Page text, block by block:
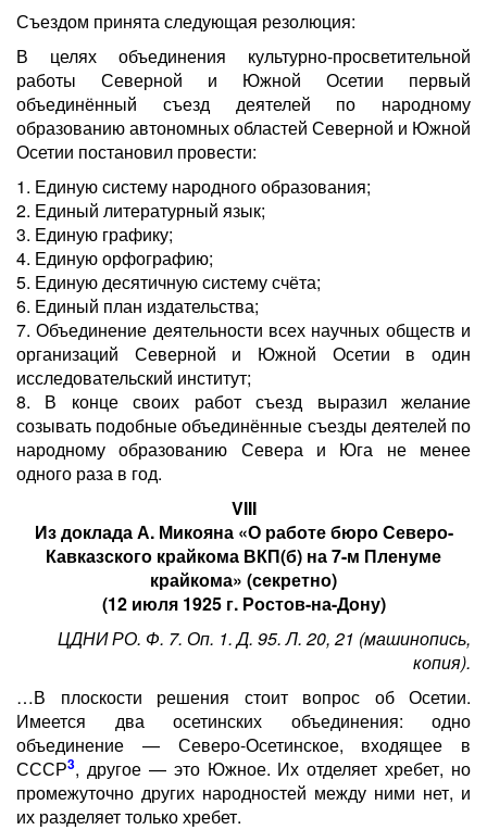
Съездом принята следующая резолюция:
В целях объединения культурно-просветительной
работы Северной и Южной Осетии первый
объединённый съезд деятелей по народному
образованию автономных областей Северной и Южной
Осетии постановил провести:
1. Единую систему народного образования;
2. Единый литературный язык;
3. Единую графику;
4. Единую орфографию;
5. Единую десятичную систему счёта;
6. Единый план издательства;
7. Объединение деятельности всех научных обществ и
организаций Северной и Южной Осетии в один
исследовательский институт;
8. В конце своих работ съезд выразил желание
созывать подобные объединённые съезды деятелей по
народному образованию Севера и Юга не менее
одного раза в год.
VIII
Из доклада А. Микояна «О работе бюро Северо-
Кавказского крайкома ВКП(б) на 7-м Пленуме
крайкома» (секретно)
(12 июля 1925 г. Ростов-на-Дону)
ЦДНИ РО. Ф. 7. Оп. 1. Д. 95. Л. 20, 21 (машинопись,
копия).
…В плоскости решения стоит вопрос об Осетии.
Имеется два осетинских объединения: одно
объединение — Северо-Осетинское, входящее в
СССР3, другое — это Южное. Их отделяет хребет, но
промежуточно других народностей между ними нет, и
их разделяет только хребет.